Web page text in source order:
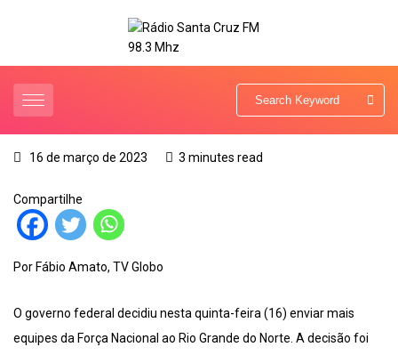
16 de março de 2023 3 minutes read
Compartilhe
Por Fábio Amato, TV Globo
O governo federal decidiu nesta quinta-feira (16) enviar mais
equipes da Força Nacional ao Rio Grande do Norte. A decisão foi